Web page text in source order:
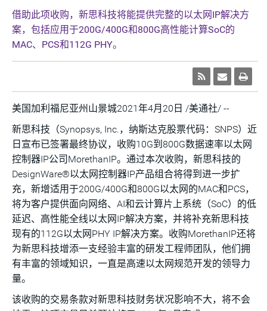
借助此项收购，新思科技将能提供完整的以太网IP解决方
案，包括应用于200G/400G和800G高性能计算SoC的
MAC、PCS和112G PHY。
美国加利福尼亚州山景城2021年4月20日 /美通社/ --
新思科技（Synopsys, Inc.，纳斯达克股票代码：SNPS）近
日宣布已签署最终协议，收购10G到800G数据速率以太网
控制器IP公司MorethanIP。通过本次收购，新思科技的
DesignWare®以太网控制器IP产品组合将得到进一步扩
充，新增适用于200G/400G和800G以太网的MAC和PCS，
将为客户提供面向网络、AI和云计算片上系统（SoC）的低
延迟、高性能全线以太网IP解决方案，并将补充新思科技
现有的112G以太网PHY IP解决方案。收购MorethanIP还将
为新思科技增添一支经验丰富的研发工程师团队，他们拥
有丰富的领域知识，一直是高速以太网规范开发的领导力
量。
该收购的交易条款对新思科技财务状况影响不大，将不会